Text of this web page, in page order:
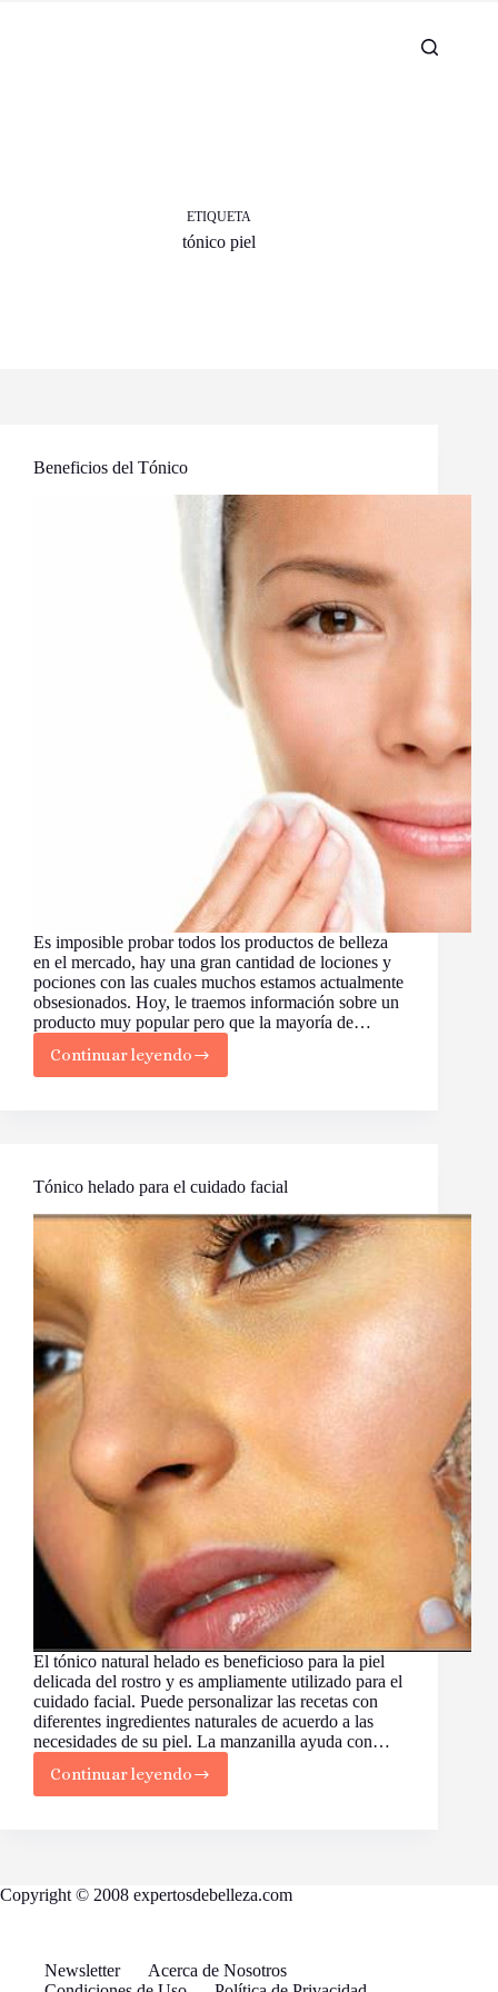
ETIQUETA
tónico piel
Beneficios del Tónico
Es imposible probar todos los productos de belleza
en el mercado, hay una gran cantidad de lociones y
pociones con las cuales muchos estamos actualmente
obsesionados. Hoy, le traemos información sobre un
producto muy popular pero que la mayoría de…
Continuar leyendo
Beneficios
del
Tónico helado para el cuidado facial
El tónico natural helado es beneficioso para la piel
delicada del rostro y es ampliamente utilizado para el
cuidado facial. Puede personalizar las recetas con
diferentes ingredientes naturales de acuerdo a las
necesidades de su piel. La manzanilla ayuda con…
Continuar leyendo
Tónico
helado
Copyright © 2008 expertosdebelleza.com
Newsletter
Acerca de Nosotros